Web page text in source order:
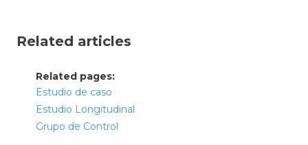
Related articles
Related pages:
Estudio de caso
Estudio Longitudinal
Grupo de Control